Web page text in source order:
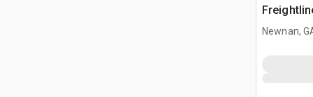
Camion
Newnan,